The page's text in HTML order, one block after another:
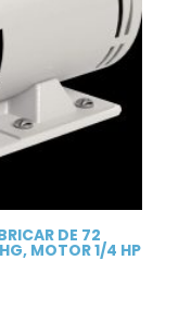
DE 72
MOTOR 1/4 HP